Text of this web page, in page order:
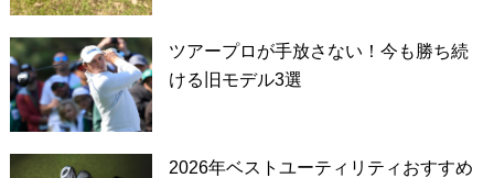
ツアープロが手放さない！今も勝ち続
ける旧モデル3選
2026年ベストユーティリティおすすめ